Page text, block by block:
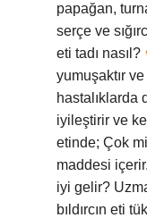
papağan,
serçe ve
eti tadı nasıl?
yumuşaktır
hastalıklarda
iyileştirir ve
etinde; Çok
maddesi
iyi gelir?
bıldırcın eti